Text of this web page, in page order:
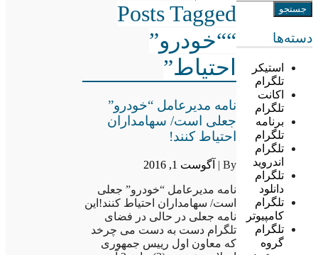
دسته‌ها
استیکر
تلگرام
اکانت
تلگرام
برنامه
تلگرام
تلگرام
اندروید
تلگرام
دانلود
تلگرام
کامپیوتر
تلگرام
گروه
Posts Tagged
““خودرو”
احتیاط”
نامه مدیرعامل “خودرو”
جعلی است/ سهامداران
احتیاط کنند!
By | آگوست 1, 2016
نامه مدیرعامل “خودرو” جعلی
است/ سهامداران احتیاط کنند!این
نامه جعلی در حالی در فضای
تلگرام دست به دست می چرخد
که معاون اول رییس جمهوری